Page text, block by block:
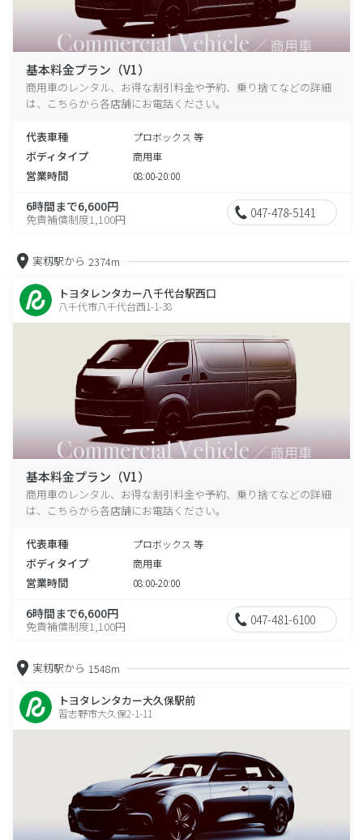
基本料金プラン（V1）
商用車のレンタル、お得な割引料金や予約、乗り捨てなどの詳細
は、こちらから各店舗にお電話ください。
代表車種 プロボックス 等
ボディタイプ 商用車
営業時間 08:00-20:00
6時間まで6,600円
免責補償制度1,100円 047-478-5141
実籾駅から 2374m
トヨタレンタカー八千代台駅西口
八千代市八千代台西1-1-38
基本料金プラン（V1）
商用車のレンタル、お得な割引料金や予約、乗り捨てなどの詳細
は、こちらから各店舗にお電話ください。
代表車種 プロボックス 等
ボディタイプ 商用車
営業時間 08:00-20:00
6時間まで6,600円
免責補償制度1,100円 047-481-6100
実籾駅から 1548m
トヨタレンタカー大久保駅前
習志野市大久保2-1-11